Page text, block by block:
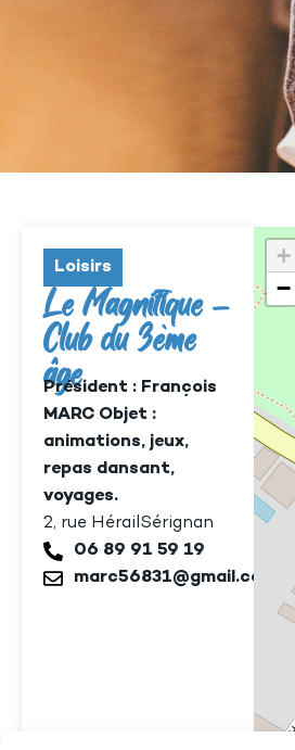
Loisirs
Le Magnifique –
Club du 3ème
âge
Président : François
MARC Objet :
animations, jeux,
repas dansant,
voyages.
2, rue HérailSérignan
06 89 91 59 19
marc56831@gmail.com
+
−